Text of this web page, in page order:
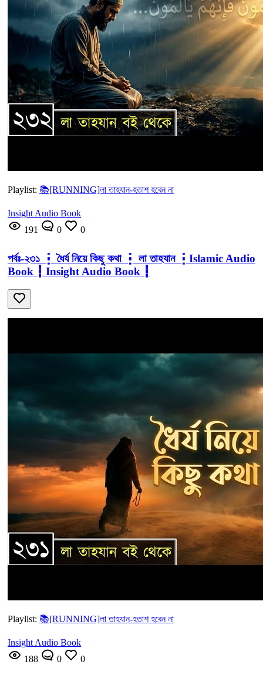
Playlist: 📚[RUNNING]লা তাহযান-হতাশ হবেন না
Insight Audio Book
191
0 0
পর্বঃ-২৩১ ┇ ধৈর্য নিয়ে কিছু কথা ┇ লা তাহযান ┇Islamic Audio
Book ┇ Insight Audio Book ┇
Playlist: 📚[RUNNING]লা তাহযান-হতাশ হবেন না
Insight Audio Book
188
0 0